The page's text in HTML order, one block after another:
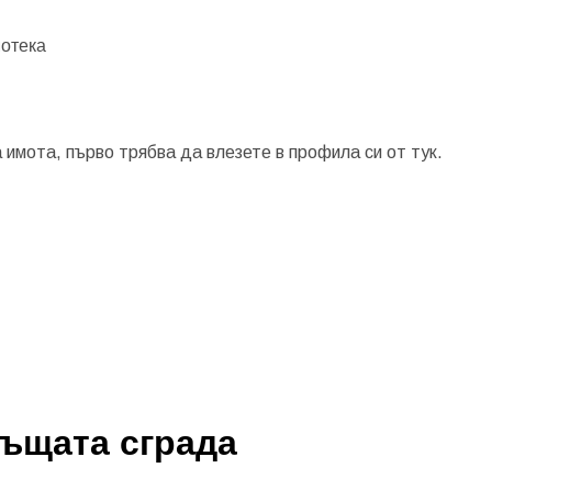
първо трябва да влезете в профила си от тук.
сграда